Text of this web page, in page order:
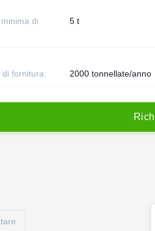
di
5 t
di fornitura: 2000 tonnellate/anno
Rich